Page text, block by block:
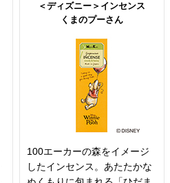
＜ディズニー＞インセンス
くまのプーさん
100エーカーの森をイメージ
したインセンス。あたたかな